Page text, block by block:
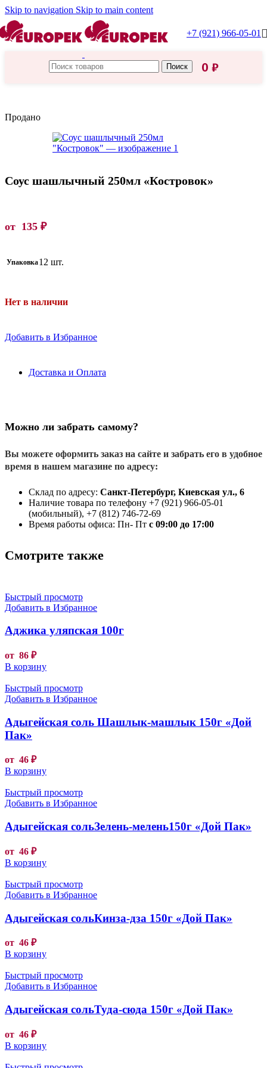
Skip to navigation Skip to main content
+7 (921) 966-05-01
Поиск 0 ₽
Продано
Соус шашлычный 250мл «Костровок»
от 135 ₽
Упаковка12 шт.
Нет в наличии
Добавить в Избранное
Доставка и Оплата
Можно ли забрать самому?
Вы можете оформить заказ на сайте и забрать его в удобное
время в нашем магазине по адресу:
Склад по адресу: Санкт-Петербург, Киевская ул., 6
Наличие товара по телефону +7 (921) 966-05-01
(мобильный), +7 (812) 746-72-69
Время работы офиса: Пн- Пт с 09:00 до 17:00
Смотрите также
Быстрый просмотр
Добавить в Избранное
Аджика уляпская 100г
от 86 ₽
В корзину
Быстрый просмотр
Добавить в Избранное
Адыгейская соль Шашлык-машлык 150г «Дой
Пак»
от 46 ₽
В корзину
Быстрый просмотр
Добавить в Избранное
Адыгейская сольЗелень-мелень150г «Дой Пак»
от 46 ₽
В корзину
Быстрый просмотр
Добавить в Избранное
Адыгейская сольКинза-дза 150г «Дой Пак»
от 46 ₽
В корзину
Быстрый просмотр
Добавить в Избранное
Адыгейская сольТуда-сюда 150г «Дой Пак»
от 46 ₽
В корзину